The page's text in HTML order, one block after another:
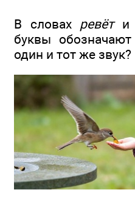
В словах ревёти
буквы
один и тот же